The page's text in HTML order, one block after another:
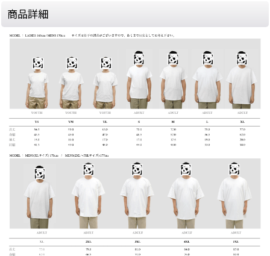
商品詳細